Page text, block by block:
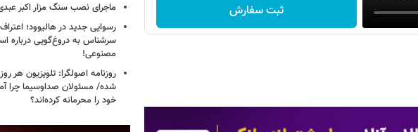
ثبت سفارش
ماجرای نصب سنگ مزار اکبر
رسوایی جدید در هالیوود؛
سرشناس به دروغ‌گویی درباره
مصنوعی!
روزنامه اصولگرا: تلویزیون هر
شده/ مسئولان صداوسیما چرا
خود را محرمانه کرده‌اند؟